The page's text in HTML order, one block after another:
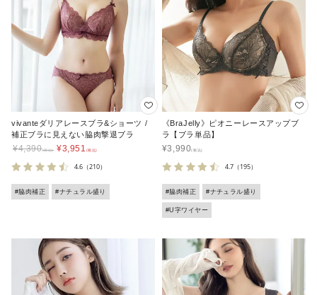
vivanteダリアレースブラ&ショーツ /
補正ブラに見えない脇肉撃退ブラ
¥4,390 ¥3,951
4.6 （210）
#脇肉補正 #ナチュラル盛り
《BraJelly》ピオニーレースアップブ
ラ【ブラ単品】
¥3,990
4.7（195）
#脇肉補正 #ナチュラル盛り
#U字ワイヤー